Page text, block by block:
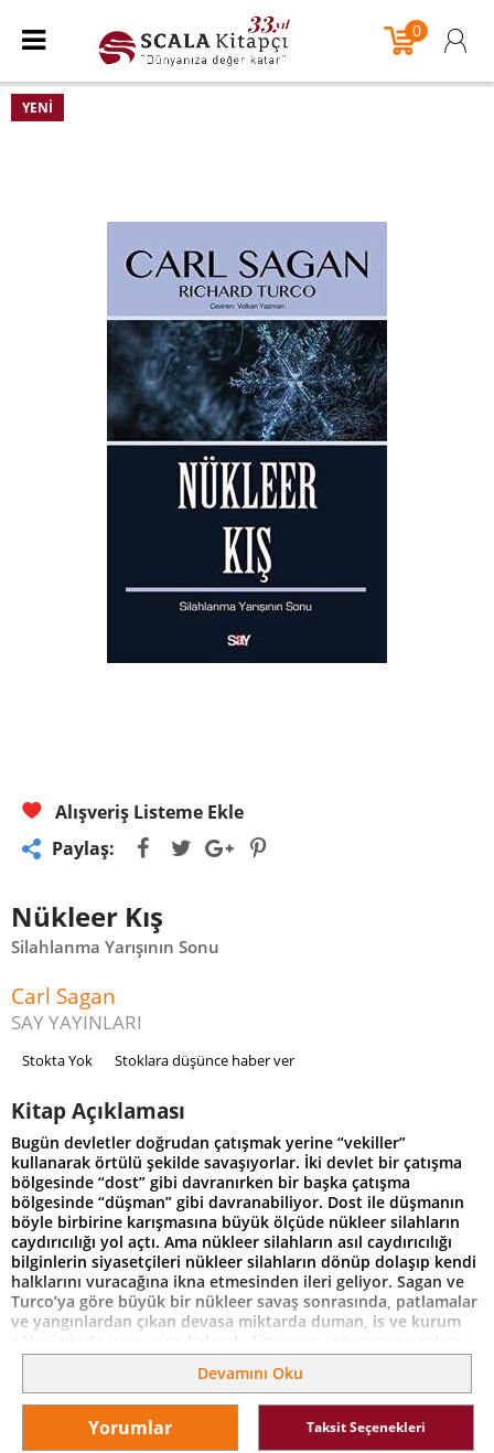
0
YENI
Alışveriş Listeme Ekle
Paylaş:
Nükleer Kış
Silahlanma Yarışının Sonu
Carl Sagan
SAY YAYINLARI
Stokta Yok Stoklara düşünce haber ver
Kitap Açıklaması
Bugün devletler doğrudan çatışmak yerine “vekiller”
kullanarak örtülü şekilde savaşıyorlar. İki devlet bir çatışma
bölgesinde “dost” gibi davranırken bir başka çatışma
bölgesinde “düşman” gibi davranabiliyor. Dost ile düşmanın
böyle birbirine karışmasına büyük ölçüde nükleer silahların
caydırıcılığı yol açtı. Ama nükleer silahların asıl caydırıcılığı
bilginlerin siyasetçileri nükleer silahların dönüp dolaşıp kendi
halklarını vuracağına ikna etmesinden ileri geliyor. Sagan ve
Turco’ya göre büyük bir nükleer savaş sonrasında, patlamalar
ve yangınlardan çıkan devasa miktarda duman, is ve kurum
gökyüzünde uzun süre kalarak dünyanın soğumasına sebep
olacak. Tarımsal üretim çökecek, bombalardan ve
radyasyondan kurtulan insanlar açlıktan, susuzluktan ve
salgın hastalıklardan ölecek. Belki insan türü yok olmayacak
ama modern uygarlık yıkılacak. Savaşın galibi olmayacak.
Onlar bu felakete “nükleer kış” diyorlar.
Devamını Oku
Yorumlar Taksit Seçenekleri